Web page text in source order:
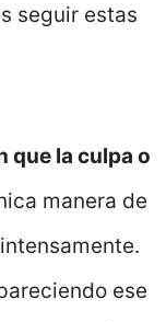
seguir estas
que la culpa o
manera de
ese